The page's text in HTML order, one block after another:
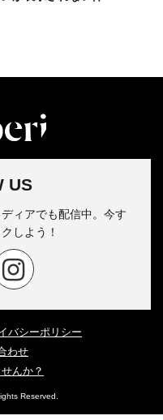
US
ィアでも配信中。今す
しよう！
バシーポリシー
わせ
んか？
Reserved.